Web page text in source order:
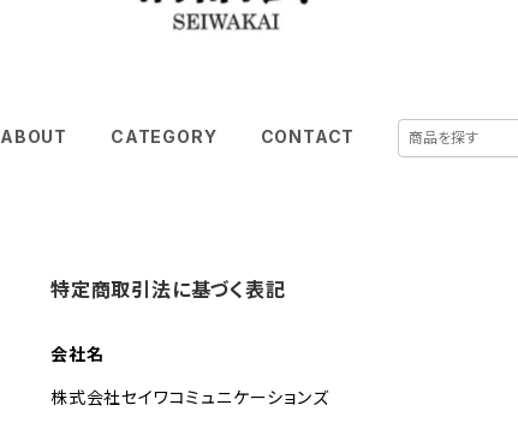
ABOUT CATEGORY CONTACT
特定商取引法に基づく表記
会社名
株式会社セイワコミュニケーションズ